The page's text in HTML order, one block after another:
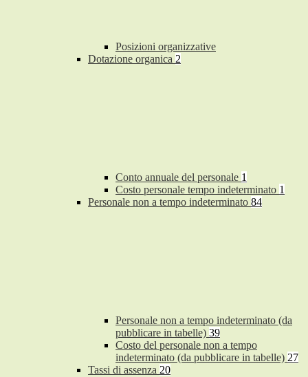
Posizioni organizzative
Dotazione organica 2
Conto annuale del personale 1
Costo personale tempo indeterminato 1
Personale non a tempo indeterminato 84
Personale non a tempo indeterminato (da
pubblicare in tabelle) 39
Costo del personale non a tempo
indeterminato (da pubblicare in tabelle) 27
Tassi di assenza 20